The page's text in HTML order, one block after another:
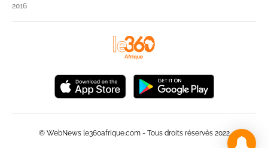
2016
© WebNews le360afrique.com - Tous droits réservés 2022